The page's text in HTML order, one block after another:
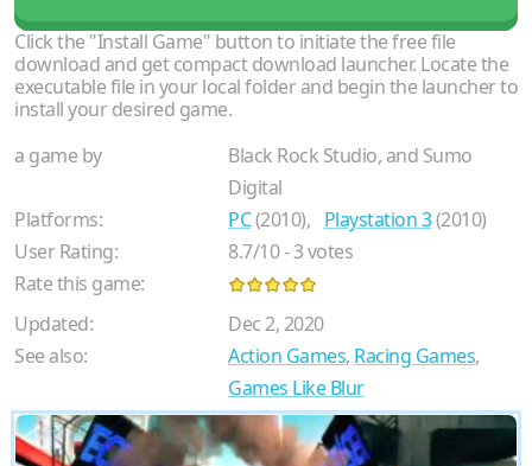
Click the "Install Game" button to initiate the free file
download and get compact download launcher. Locate the
executable file in your local folder and begin the launcher to
install your desired game.
a game by
Black Rock Studio, and Sumo
Digital
Platforms:
PC(2010), Playstation 3(2010)
User Rating:
8.7/10-3votes
Rate this game:
Updated:
Dec 2, 2020
See also:
Action Games, Racing Games,
Games Like Blur